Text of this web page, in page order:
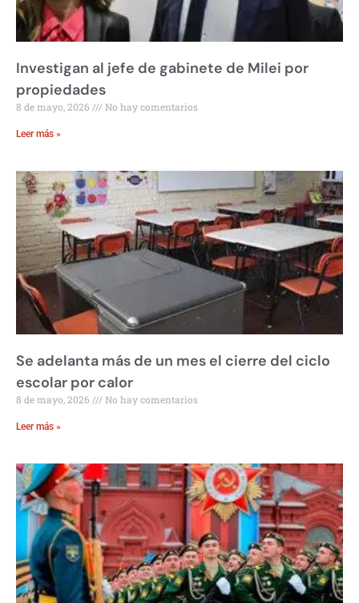
Investigan al jefe de gabinete de Milei por
propiedades
8 de mayo, 2026 No hay comentarios
Leer más »
Se adelanta más de un mes el cierre del ciclo
escolar por calor
8 de mayo, 2026 No hay comentarios
Leer más »